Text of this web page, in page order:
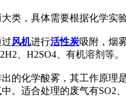
类，具体需要根据化学
风机进行活性炭吸附，烟
、H2SO4、有机溶剂等。
的化学酸雾，其工作原
适合处理的废气有SO2